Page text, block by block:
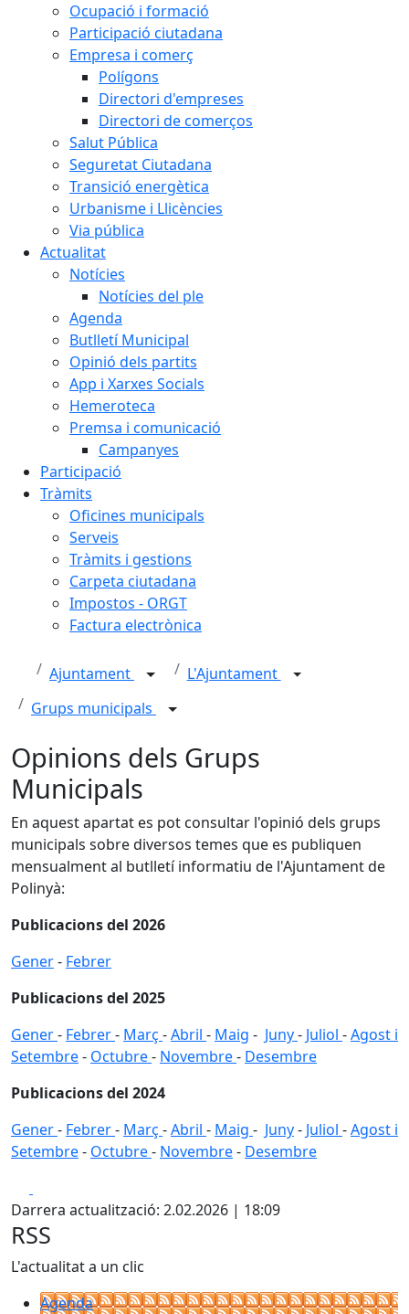
Ocupació i formació
Participació ciutadana
Empresa i comerç
Polígons
Directori d'empreses
Directori de comerços
Salut Pública
Seguretat Ciutadana
Transició energètica
Urbanisme i Llicències
Via pública
Actualitat
Notícies
Notícies del ple
Agenda
Butlletí Municipal
Opinió dels partits
App i Xarxes Socials
Hemeroteca
Premsa i comunicació
Campanyes
Participació
Tràmits
Oficines municipals
Serveis
Tràmits i gestions
Carpeta ciutadana
Impostos - ORGT
Factura electrònica
Ajuntament
L'Ajuntament
Grups municipals
Opinions dels Grups
Municipals
En aquest apartat es pot consultar l'opinió dels grups
municipals sobre diversos temes que es publiquen
mensualment al butlletí informatiu de l'Ajuntament de
Polinyà:
Publicacions del 2026
Gener- Febrer
Publicacions del 2025
Gener- Febrer- Març -Abril - Maig - Juny- Juliol -Agost i
Setembre- Octubre- Novembre- Desembre
Publicacions del 2024
Gener- Febrer- Març -Abril - Maig - Juny- Juliol -Agost i
Setembre- Octubre- Novembre- Desembre
Darrera actualització: 2.02.2026 | 18:09
RSS
L'actualitat a un clic
Agenda